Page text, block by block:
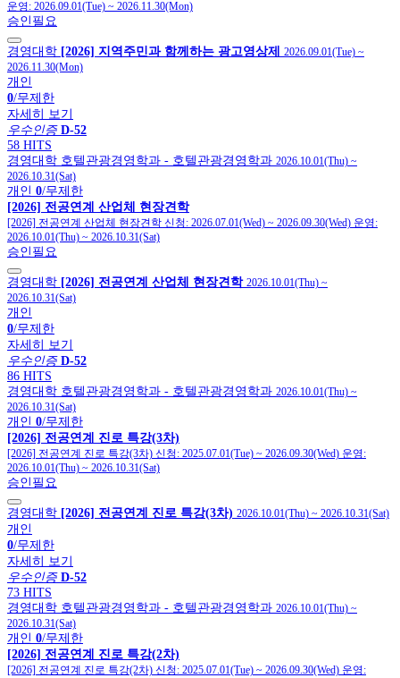
운영: 2026.09.01(Tue) ~ 2026.11.30(Mon)
승인필요
경영대학 [2026] 지역주민과 함께하는 광고영상제 2026.09.01(Tue) ~
2026.11.30(Mon)
개인
0/무제한
자세히 보기
우수인증 D-52
58 HITS
경영대학 호텔관광경영학과 - 호텔관광경영학과 2026.10.01(Thu) ~
2026.10.31(Sat)
개인 0/무제한
[2026] 전공연계 산업체 현장견학
[2026] 전공연계 산업체 현장견학 신청: 2026.07.01(Wed) ~ 2026.09.30(Wed) 운영:
2026.10.01(Thu) ~ 2026.10.31(Sat)
승인필요
경영대학 [2026] 전공연계 산업체 현장견학 2026.10.01(Thu) ~
2026.10.31(Sat)
개인
0/무제한
자세히 보기
우수인증 D-52
86 HITS
경영대학 호텔관광경영학과 - 호텔관광경영학과 2026.10.01(Thu) ~
2026.10.31(Sat)
개인 0/무제한
[2026] 전공연계 진로 특강(3차)
[2026] 전공연계 진로 특강(3차) 신청: 2025.07.01(Tue) ~ 2026.09.30(Wed) 운영:
2026.10.01(Thu) ~ 2026.10.31(Sat)
승인필요
경영대학 [2026] 전공연계 진로 특강(3차) 2026.10.01(Thu) ~ 2026.10.31(Sat)
개인
0/무제한
자세히 보기
우수인증 D-52
73 HITS
경영대학 호텔관광경영학과 - 호텔관광경영학과 2026.10.01(Thu) ~
2026.10.31(Sat)
개인 0/무제한
[2026] 전공연계 진로 특강(2차)
[2026] 전공연계 진로 특강(2차) 신청: 2025.07.01(Tue) ~ 2026.09.30(Wed) 운영: